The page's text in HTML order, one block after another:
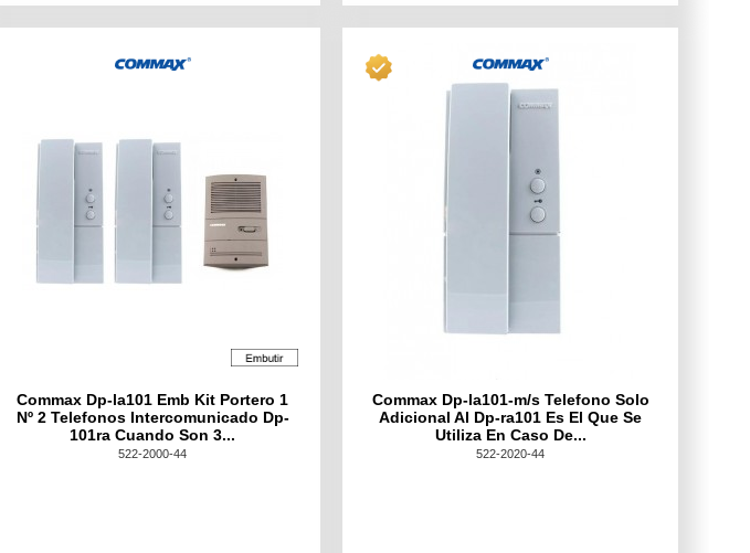
Commax Dp-la101 Emb Kit Portero 1
Nº 2 Telefonos Intercomunicado Dp-
101ra Cuando Son 3...
522-2000-44
Commax Dp-la101-m/s Telefono Solo
Adicional Al Dp-ra101 Es El Que Se
Utiliza En Caso De...
522-2020-44